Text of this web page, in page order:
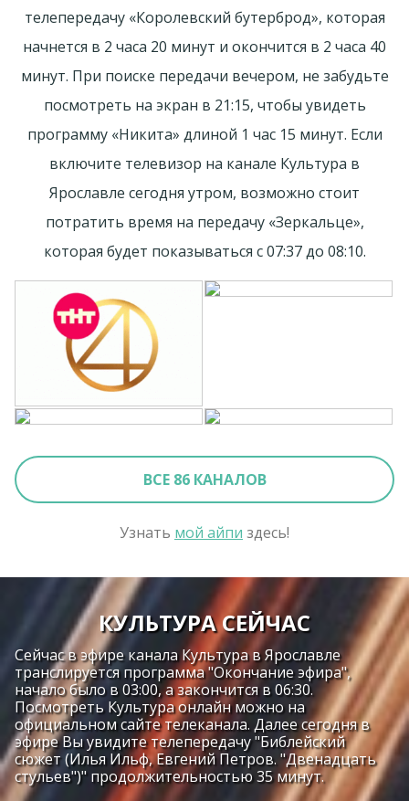
телепередачу «Королевский бутерброд», которая
начнется в 2 часа 20 минут и окончится в 2 часа 40
минут. При поиске передачи вечером, не забудьте
посмотреть на экран в 21:15, чтобы увидеть
программу «Никита» длиной 1 час 15 минут. Если
включите телевизор на канале Культура в
Ярославле сегодня утром, возможно стоит
потратить время на передачу «Зеркальце»,
которая будет показываться с 07:37 до 08:10.
ВСЕ 86 КАНАЛОВ
Узнать мой айпи здесь!
КУЛЬТУРА СЕЙЧАС
Сейчас в эфире канала Культура в Ярославле
транслируется программа "Окончание эфира",
начало было в 03:00, а закончится в 06:30.
Посмотреть Культура онлайн можно на
официальном сайте телеканала. Далее сегодня в
эфире Вы увидите телепередачу "Библейский
сюжет (Илья Ильф, Евгений Петров. "Двенадцать
стульев")" продолжительностью 35 минут.